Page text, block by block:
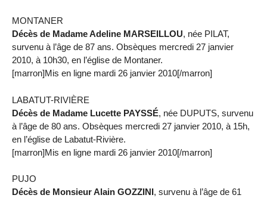
MONTANER
Décès de Madame Adeline MARSEILLOU, née PILAT,
survenu à l’âge de 87 ans. Obsèques mercredi 27 janvier
2010, à 10h30, en l’église de Montaner.
[marron]Mis en ligne mardi 26 janvier 2010[/marron]
LABATUT-RIVIÈRE
Décès de Madame Lucette PAYSSÉ, née DUPUTS, survenu
à l’âge de 80 ans. Obsèques mercredi 27 janvier 2010, à 15h,
en l’église de Labatut-Rivière.
[marron]Mis en ligne mardi 26 janvier 2010[/marron]
PUJO
Décès de Monsieur Alain GOZZINI, survenu à l’âge de 61